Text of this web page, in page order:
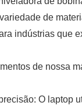
de
indústrias que
de nossa
O laptop